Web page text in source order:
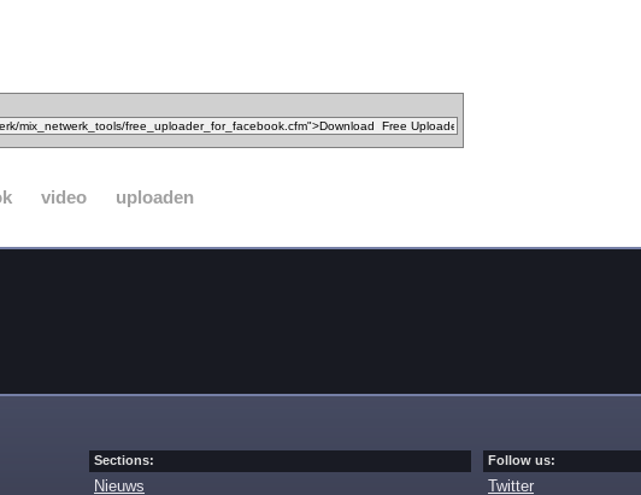
video uploaden
Sections:
Nieuws
Follow us:
Twitter